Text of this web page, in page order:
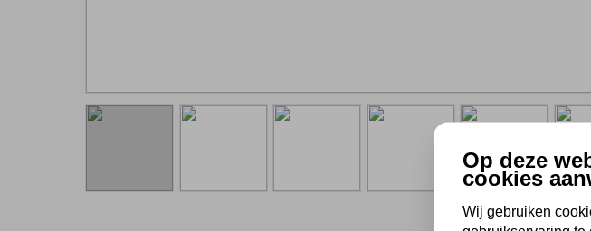
Op deze
cookies
Wij gebruiken